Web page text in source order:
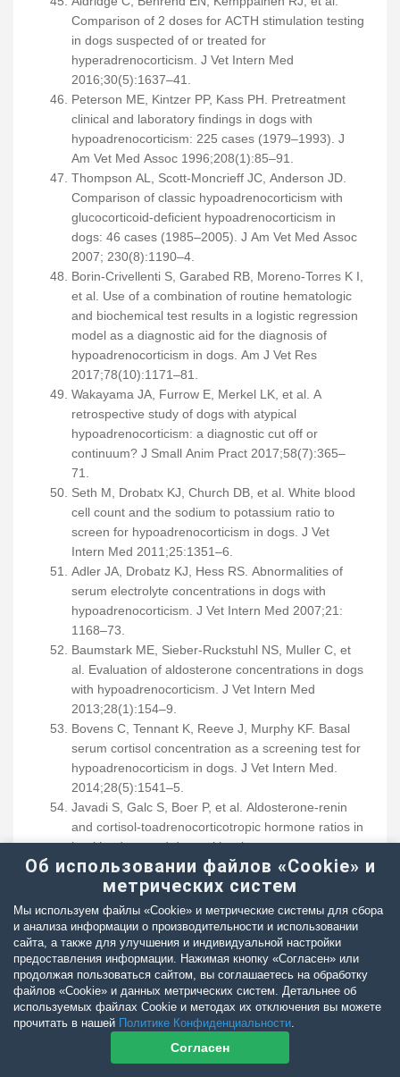
Comparison of 2 doses for ACTH stimulation testing
in dogs suspected of or treated for
hyperadrenocorticism. J Vet Intern Med
2016;30(5):1637–41.
Peterson ME, Kintzer PP, Kass PH. Pretreatment
clinical and laboratory findings in dogs with
hypoadrenocorticism: 225 cases (1979–1993). J
Am Vet Med Assoc 1996;208(1):85–91.
Thompson AL, Scott-Moncrieff JC, Anderson JD.
Comparison of classic hypoadrenocorticism with
glucocorticoid-deficient hypoadrenocorticism in
dogs: 46 cases (1985–2005). J Am Vet Med Assoc
2007; 230(8):1190–4.
Borin-Crivellenti S, Garabed RB, Moreno-Torres K I,
et al. Use of a combination of routine hematologic
and biochemical test results in a logistic regression
model as a diagnostic aid for the diagnosis of
hypoadrenocorticism in dogs. Am J Vet Res
2017;78(10):1171–81.
Wakayama JA, Furrow E, Merkel LK, et al. A
retrospective study of dogs with atypical
hypoadrenocorticism: a diagnostic cut off or
continuum? J Small Anim Pract 2017;58(7):365–
71.
Seth M, Drobatx KJ, Church DB, et al. White blood
cell count and the sodium to potassium ratio to
screen for hypoadrenocorticism in dogs. J Vet
Intern Med 2011;25:1351–6.
Adler JA, Drobatz KJ, Hess RS. Abnormalities of
serum electrolyte concentrations in dogs with
hypoadrenocorticism. J Vet Intern Med 2007;21:
1168–73.
Baumstark ME, Sieber-Ruckstuhl NS, Muller C, et
al. Evaluation of aldosterone concentrations in dogs
with hypoadrenocorticism. J Vet Intern Med
2013;28(1):154–9.
Bovens C, Tennant K, Reeve J, Murphy KF. Basal
serum cortisol concentration as a screening test for
hypoadrenocorticism in dogs. J Vet Intern Med.
2014;28(5):1541–5.
Javadi S, Galc S, Boer P, et al. Aldosterone-renin
and cortisol-toadrenocorticotropic hormone ratios in
healthy dogs and dogs with primary
hypoadrenocorticism. J Vet Intern Med
2006;20:556–61.
Lathan P, Scott-Moncrieff JC, and Wills RW. Use of
the cortisol-toACTH ratio for diagnosis of primary
hypoadrenocorticism in dogs. J Vet Intern Med
2014;28:1546–50.
Zycortal suspension (desoxycorticosterone pivalate
injectable suspension). Package insert. Dechra Ltd;
2016.
Moya MV, Refsal KR, Langlois DK. Investigation of
the urine cortisol to creatinine ratio for the diagnosis
Об использовании файлов «Cookie» и
метрических систем
Мы используем файлы «Cookie» и метрические системы для сбора
и анализа информации о производительности и использовании
сайта, а также для улучшения и индивидуальной настройки
предоставления информации. Нажимая кнопку «Согласен» или
продолжая пользоваться сайтом, вы соглашаетесь на обработку
файлов «Cookie» и данных метрических систем. Детальнее об
используемых файлах Cookie и методах их отключения вы можете
прочитать в нашей Политике Конфиденциальности.
Согласен